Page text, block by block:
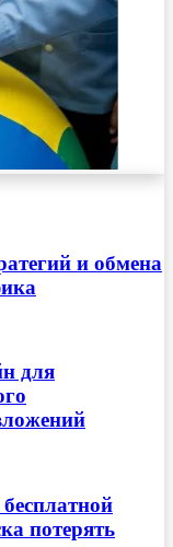
и обмена
для
потерять